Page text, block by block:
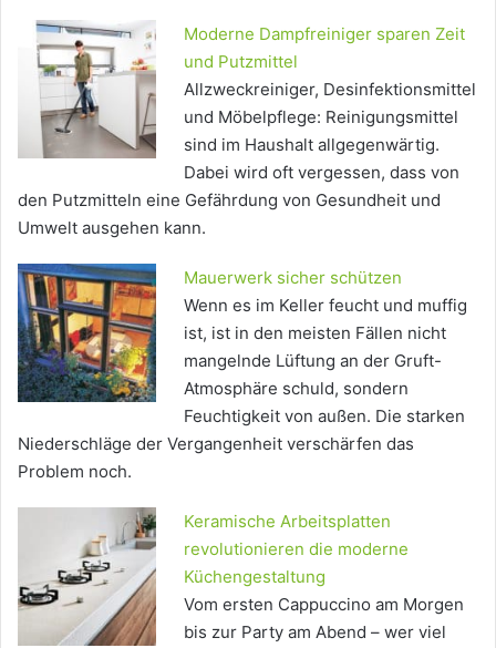
Moderne Dampfreiniger sparen Zeit
und Putzmittel
Allzweckreiniger, Desinfektionsmittel
und Möbelpflege: Reinigungsmittel
sind im Haushalt allgegenwärtig.
Dabei wird oft vergessen, dass von
den Putzmitteln eine Gefährdung von Gesundheit und
Umwelt ausgehen kann.
Mauerwerk sicher schützen
Wenn es im Keller feucht und muffig
ist, ist in den meisten Fällen nicht
mangelnde Lüftung an der Gruft-
Atmosphäre schuld, sondern
Feuchtigkeit von außen. Die starken
Niederschläge der Vergangenheit verschärfen das
Problem noch.
Keramische Arbeitsplatten
revolutionieren die moderne
Küchengestaltung
Vom ersten Cappuccino am Morgen
bis zur Party am Abend – wer viel